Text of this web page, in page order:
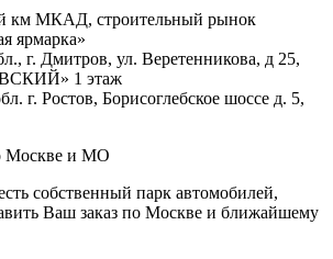
км МКАД, строительный рынок
ярмарка»
г. Дмитров, ул. Веретенникова, д 25,
1 этаж
г. Ростов, Борисоглебское шоссе д. 5,
Москве и МО
собственный парк автомобилей,
Ваш заказ по Москве и ближайшему